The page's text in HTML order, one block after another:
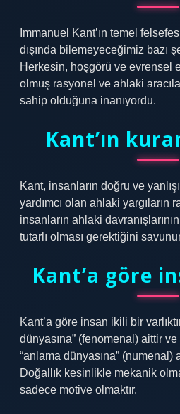
Immanuel Kant’ın temel
dışında bilemeyeceğimiz bazı
Herkesin, hoşgörü ve evrensel
olmuş rasyonel ve ahlaki
sahip olduğuna inanıyordu.
Kant’ın
Kant, insanların doğru ve
yardımcı olan ahlaki yargıların
insanların ahlaki
tutarlı olması gerektiğini
Kant’a göre
Kant’a göre insan ikili bir
dünyasına” (fenomenal) aittir
“anlama dünyasına” (numenal)
Doğallık kesinlikle mekanik
sadece motive olmaktır.